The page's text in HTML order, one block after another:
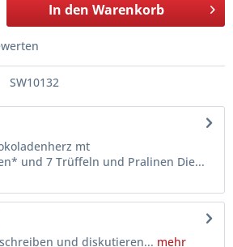
In den Warenkorb
SW10132
mt
und 7 Trüffeln und Pralinen Die...
und diskutieren... mehr